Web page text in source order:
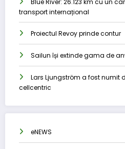
Blue River: 26.123 km cu un
transport internațional
Proiectul Revoy prinde contur
Sailun își extinde gama de
Lars Ljungström a fost numit
cellcentric
eNEWS